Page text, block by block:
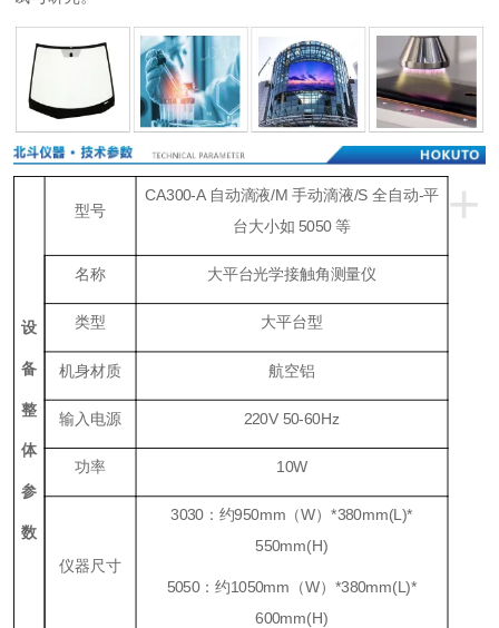
+
设
备
整
体
参
数
型号
CA300-A 自动滴液/M 手动滴液/S 全自动-平
台大小如 5050 等
名称 大平台光学接触角测量仪
类型 大平台型
机身材质 航空铝
输入电源 220V 50-60Hz
功率 10W
仪器尺寸
3030：约950mm（W）*380mm(L)*
550mm(H)
5050：约1050mm（W）*380mm(L)*
600mm(H)